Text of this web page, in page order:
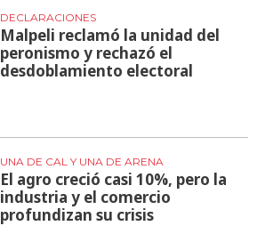
DECLARACIONES
Malpeli reclamó la unidad del
peronismo y rechazó el
desdoblamiento electoral
UNA DE CAL Y UNA DE ARENA
El agro creció casi 10%, pero la
industria y el comercio
profundizan su crisis